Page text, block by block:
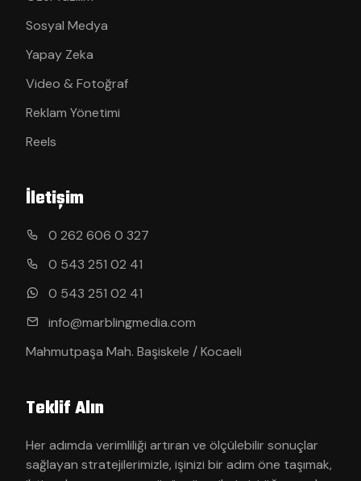
Sosyal Medya
Yapay Zeka
Video & Fotoğraf
Reklam Yönetimi
Reels
İletişim
0 262 606 0 327
0 543 251 02 41
0 543 251 02 41
info@marblingmedia.com
Mahmutpaşa Mah. Başiskele / Kocaeli
Teklif Alın
Her adımda verimliliği artıran ve ölçülebilir sonuçlar
sağlayan stratejilerimizle, işinizi bir adım öne taşımak,